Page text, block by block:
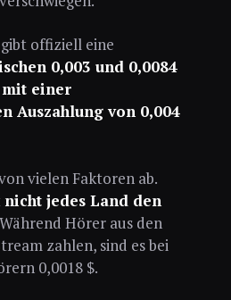
offiziell eine
0,003 und 0,0084
mit einer
Auszahlung von 0,004
vielen Faktoren ab.
nicht jedes Land den
Hörer aus den
zahlen, sind es bei
0,0018 $.